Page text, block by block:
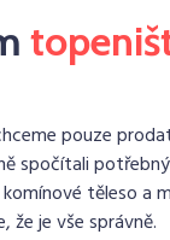
pouze
spočítali
těleso a
že je vše správně.